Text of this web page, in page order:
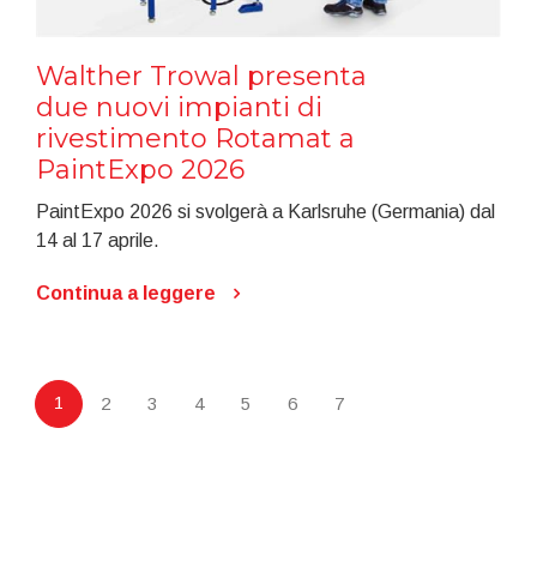
Walther Trowal presenta
due nuovi impianti di
rivestimento Rotamat a
PaintExpo 2026
PaintExpo 2026 si svolgerà a Karlsruhe (Germania) dal
14 al 17 aprile.
Continua a leggere
1 2 3 4 5 6 7